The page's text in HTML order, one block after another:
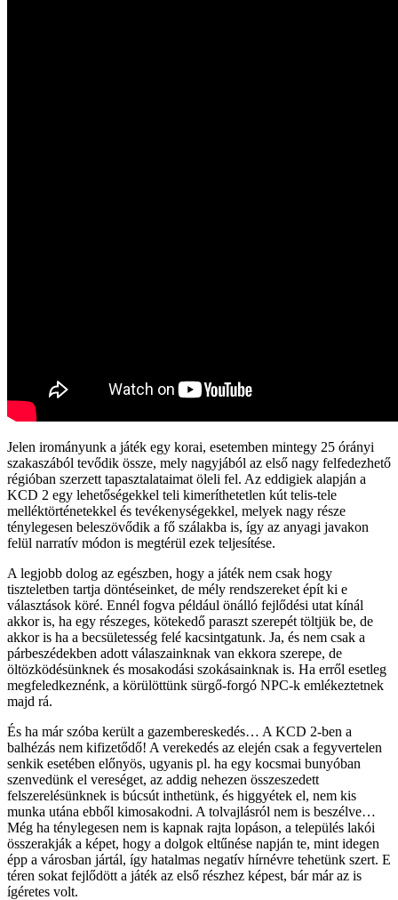
Jelen irományunk a játék egy korai, esetemben mintegy 25 órányi
szakaszából tevődik össze, mely nagyjából az első nagy felfedezhető
régióban szerzett tapasztalataimat öleli fel. Az eddigiek alapján a
KCD 2 egy lehetőségekkel teli kimeríthetetlen kút telis-tele
melléktörténetekkel és tevékenységekkel, melyek nagy része
ténylegesen beleszövődik a fő szálakba is, így az anyagi javakon
felül narratív módon is megtérül ezek teljesítése.
A legjobb dolog az egészben, hogy a játék nem csak hogy
tiszteletben tartja döntéseinket, de mély rendszereket épít ki e
választások köré. Ennél fogva például önálló fejlődési utat kínál
akkor is, ha egy részeges, kötekedő paraszt szerepét töltjük be, de
akkor is ha a becsületesség felé kacsintgatunk. Ja, és nem csak a
párbeszédekben adott válaszainknak van ekkora szerepe, de
öltözködésünknek és mosakodási szokásainknak is. Ha erről esetleg
megfeledkeznénk, a körülöttünk sürgő-forgó NPC-k emlékeztetnek
majd rá.
És ha már szóba került a gazembereskedés… A KCD 2-ben a
balhézás nem kifizetődő! A verekedés az elején csak a fegyvertelen
senkik esetében előnyös, ugyanis pl. ha egy kocsmai bunyóban
szenvedünk el vereséget, az addig nehezen összeszedett
felszerelésünknek is búcsút inthetünk, és higgyétek el, nem kis
munka utána ebből kimosakodni. A tolvajlásról nem is beszélve…
Még ha ténylegesen nem is kapnak rajta lopáson, a település lakói
összerakják a képet, hogy a dolgok eltűnése napján te, mint idegen
épp a városban jártál, így hatalmas negatív hírnévre tehetünk szert. E
téren sokat fejlődött a játék az első részhez képest, bár már az is
ígéretes volt.